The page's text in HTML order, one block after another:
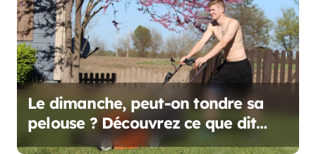
Le dimanche, peut-on tondre sa
pelouse ? Découvrez ce que dit
vraiment la réglementation